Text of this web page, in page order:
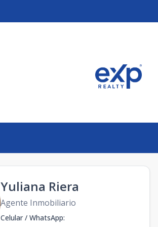
Yuliana Riera
Agente Inmobiliario
Celular / WhatsApp: